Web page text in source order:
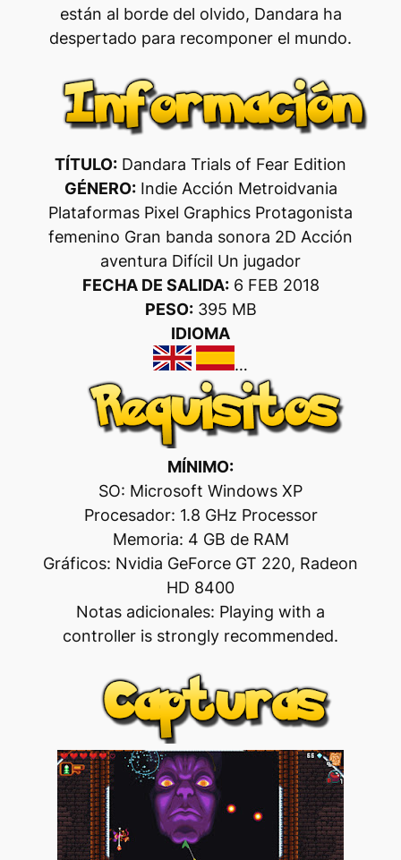
están al borde del olvido, Dandara ha
despertado para recomponer el mundo.
TÍTULO: Dandara Trials of Fear Edition
GÉNERO:Indie Acción Metroidvania
Plataformas Pixel Graphics Protagonista
femenino Gran banda sonora 2D Acción
aventura Difícil Un jugador
FECHA DE SALIDA:6 FEB 2018
PESO:395 MB
IDIOMA
…
MÍNIMO:
SO: Microsoft Windows XP
Procesador: 1.8 GHz Processor
Memoria: 4 GB de RAM
Gráficos: Nvidia GeForce GT 220, Radeon
HD 8400
Notas adicionales: Playing with a
controller is strongly recommended.